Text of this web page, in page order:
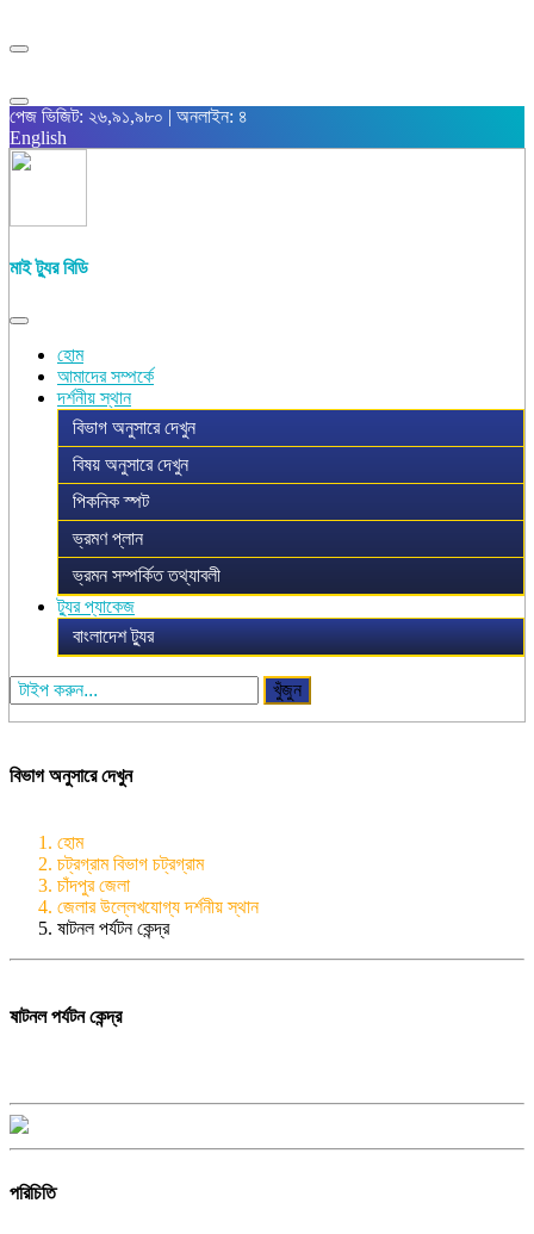
পেজ ভিজিট: ২৬,৯১,৯৮০ | অনলাইন: ৪
English
মাই ট্যুর বিডি
হোম
আমাদের সম্পর্কে
দর্শনীয় স্থান
বিভাগ অনুসারে দেখুন
বিষয় অনুসারে দেখুন
পিকনিক স্পট
ভ্রমণ প্লান
ভ্রমন সম্পর্কিত তথ্যাবলী
ট্যুর প্যাকেজ
বাংলাদেশ ট্যুর
খুঁজুন
বিভাগ অনুসারে দেখুন
হোম
চট্রগ্রাম বিভাগ চট্রগ্রাম
চাঁদপুর জেলা
জেলার উল্লেখযোগ্য দর্শনীয় স্থান
ষাটনল পর্যটন কেন্দ্র
ষাটনল পর্যটন কেন্দ্র
পরিচিতি